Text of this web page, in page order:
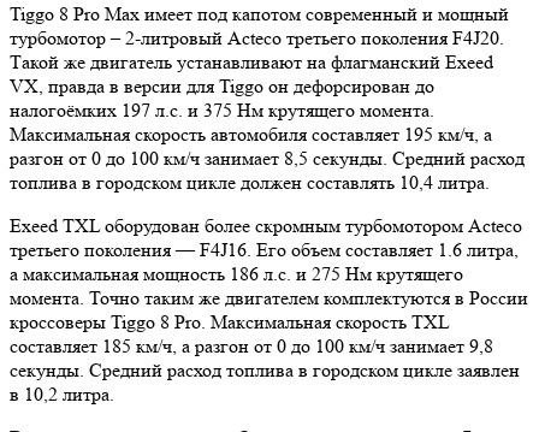
Tiggo 8 Pro Max имеет под капотом современный и мощный
турбомотор – 2-литровый Acteco третьего поколения F4J20.
Такой же двигатель устанавливают на флагманский Exeed
VX, правда в версии для Tiggo он дефорсирован до
налогоёмких 197 л.с. и 375 Нм крутящего момента.
Максимальная скорость автомобиля составляет 195 км/ч, а
разгон от 0 до 100 км/ч занимает 8,5 секунды. Средний расход
топлива в городском цикле должен составлять 10,4 литра.
Exeed TXL оборудован более скромным турбомотором Acteco
третьего поколения — F4J16. Его объем составляет 1.6 литра,
а максимальная мощность 186 л.с. и 275 Нм крутящего
момента. Точно таким же двигателем комплектуются в России
кроссоверы Tiggo 8 Pro. Максимальная скорость TXL
составляет 185 км/ч, а разгон от 0 до 100 км/ч занимает 9,8
секунды. Средний расход топлива в городском цикле заявлен
в 10,2 литра.